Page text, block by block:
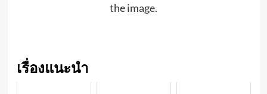
the image.
เรื่องแนะนำ